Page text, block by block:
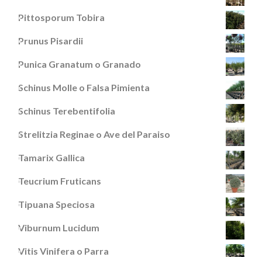
Pittosporum Tobira
Prunus Pisardii
Punica Granatum o Granado
Schinus Molle o Falsa Pimienta
Schinus Terebentifolia
Strelitzia Reginae o Ave del Paraiso
Tamarix Gallica
Teucrium Fruticans
Tipuana Speciosa
Viburnum Lucidum
Vitis Vinifera o Parra